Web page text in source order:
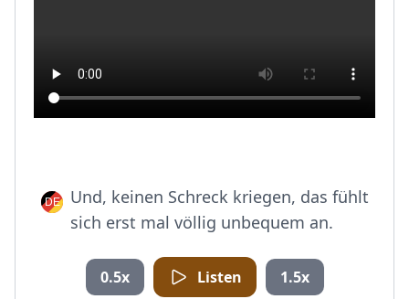
Und, keinen Schreck kriegen, das fühlt
sich erst mal völlig unbequem an.
0.5x Listen 1.5x